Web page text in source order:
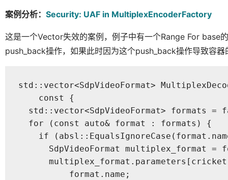
案例分析： Security: UAF in MultiplexEncoderFactory
这是一个Vector失效的案例，例子中有一个Range For base
push_back操作，如果此时因为这个push_back操作导致容
std::vector<SdpVideoFormat>
    const {
std::vector<SdpVideoFormat> formats =
  for (const auto& format : formats) {
if
SdpVideoFormat multiplex_format =
          format.name;